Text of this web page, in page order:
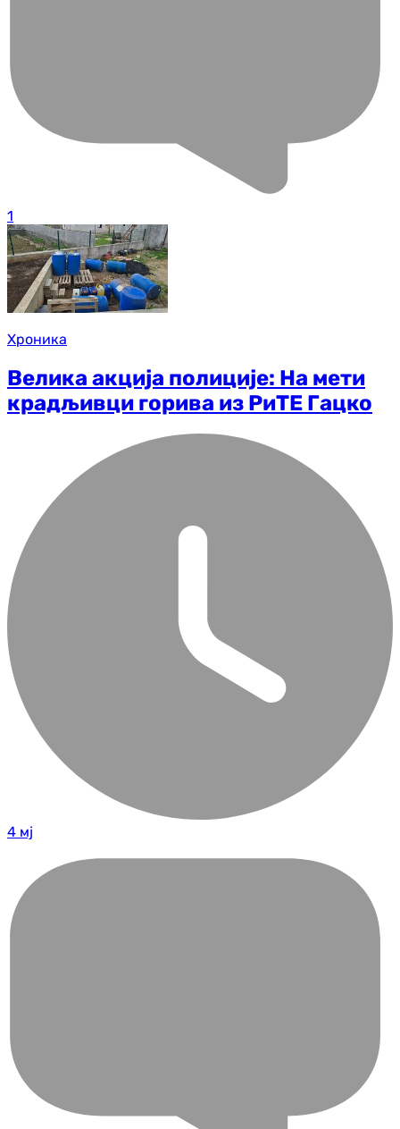
1
Хроника
Велика акција полиције: На мети
крадљивци горива из РиТЕ Гацко
4 мј